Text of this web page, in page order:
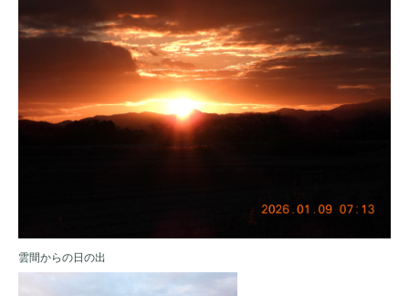
雲間からの日の出